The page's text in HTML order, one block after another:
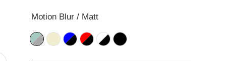
Motion Blur / Matt